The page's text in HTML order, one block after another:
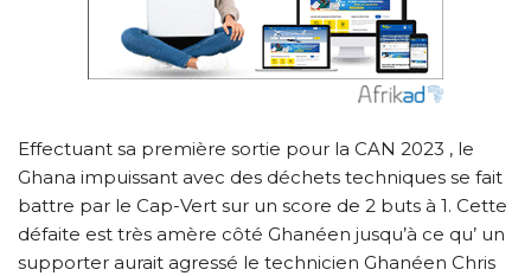
Effectuant sa première sortie pour la CAN 2023 , le
Ghana impuissant avec des déchets techniques se fait
battre par le Cap-Vert sur un score de 2 buts à 1. Cette
défaite est très amère côté Ghanéen jusqu’à ce qu’ un
supporter aurait agressé le technicien Ghanéen Chris